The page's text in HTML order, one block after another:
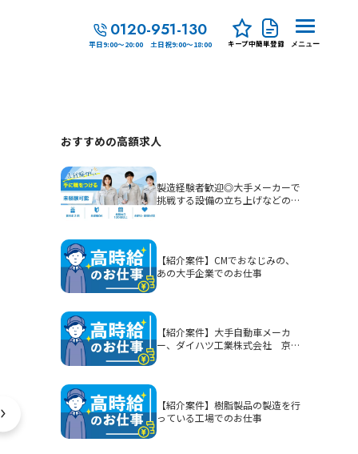
0120-951-130
平日9:00～20:00 土日祝9:00～18:00 キープ中簡単登録 メニュー
おすすめの高額求人
製造経験者歓迎◎大手メーカーで
挑戦する設備の立ち上げなどの生
【紹介案件】CMでおなじみの、
あの大手企業でのお仕事
【紹介案件】大手自動車メーカ
ー、ダイハツ工業株式会社 京都
【紹介案件】樹脂製品の製造を行
っている工場でのお仕事